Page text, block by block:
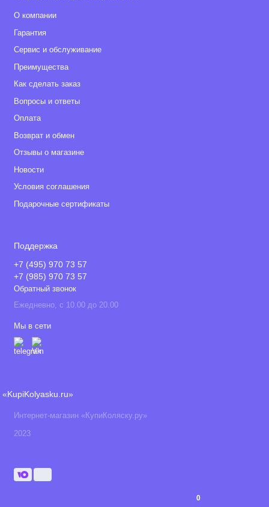
0
О компании
Гарантия
Сервис и обслуживание
Преимущества
Как сделать заказ
Вопросы и ответы
Оплата
Возврат и обмен
Отзывы о магазине
Новости
Условия соглашения
Подарочные сертификаты
Поддержка
+7 (495) 970 73 57
+7 (985) 970 73 57
Обратный звонок
Ежедневно, с 10.00 до 20.00
Мы в сети
«KupiKolyasku.ru»
Интернет-магазин «КупиКоляску.ру»
2023